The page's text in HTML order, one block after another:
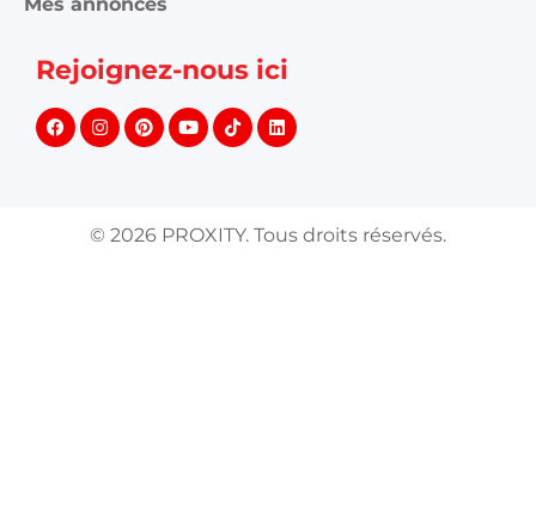
Rejoignez-nous ici
© 2026 PROXITY. Tous droits réservés.